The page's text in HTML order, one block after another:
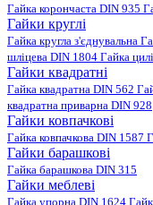
Гайка корончаста DIN 935
Гайки круглі
Гайка кругла з'єднувальна
шліцева DIN 1804 Гайка
Гайки квадратні
Гайка квадратна DIN 562
квадратна приварна DIN 928
Гайки ковпачкові
Гайка ковпачкова DIN 1587
Гайки барашкові
Гайка барашкова DIN 315
Гайки меблеві
Гайка упорна DIN 1624